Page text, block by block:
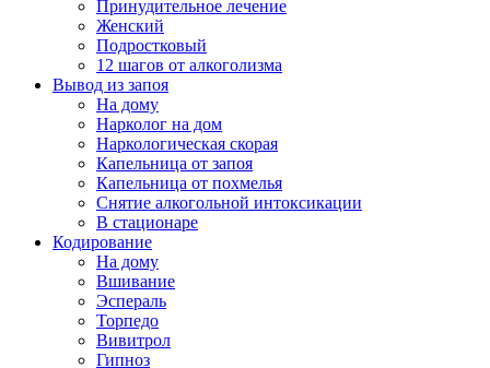
Принудительное лечение
Женский
Подростковый
12 шагов от алкоголизма
Вывод из запоя
На дому
Нарколог на дом
Наркологическая скорая
Капельница от запоя
Капельница от похмелья
Снятие алкогольной интоксикации
В стационаре
Кодирование
На дому
Вшивание
Эспераль
Торпедо
Вивитрол
Гипноз